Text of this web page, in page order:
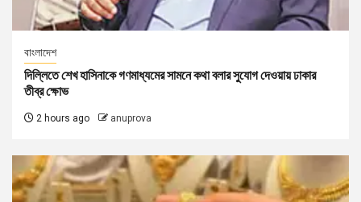
বাংলাদেশ
দিল্লিতে শেখ হাসিনাকে গণমাধ্যমের সামনে কথা বলার সুযোগ দেওয়ায় ঢাকার
তীব্র ক্ষোভ
2 hours ago anuprova